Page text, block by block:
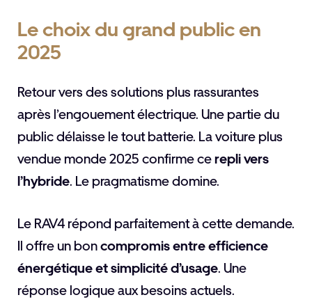
Le choix du grand public en
2025
Retour vers des solutions plus rassurantes
après l’engouement électrique. Une partie du
public délaisse le tout batterie. La voiture plus
vendue monde 2025 confirme cerepli vers
l’hybride. Le pragmatisme domine.
Le RAV4 répond parfaitement à cette demande.
Il offre un boncompromis entre efficience
énergétique et simplicité d’usage. Une
réponse logique aux besoins actuels.